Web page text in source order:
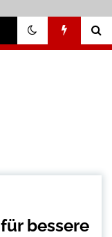
und
bessere